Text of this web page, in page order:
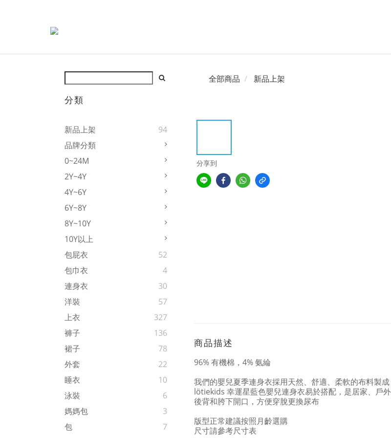
分類
新品上架
94
品牌分類
0~24M
2Y~4Y
4Y~6Y
6Y~8Y
8Y~10Y
10Y以上
包屁衣
52
包巾衣
4
連身衣
30
洋裝
57
上衣
327
褲子
136
裙子
78
外套
22
睡衣
10
泳裝
6
媽媽包
3
包
7
全部商品 新品上架
分享到
商品描述
96% 有機棉，4% 氨綸
我們的嬰兒夏季連身衣採用天然、舒適、柔軟的布料製成
lötiekids 幸運星藍色嬰兒連身衣易於搭配，是居家、戶外
後背和胯下開口，方便穿脫更換尿布
版型正常建議按照月齡選購
尺寸請參考尺寸表